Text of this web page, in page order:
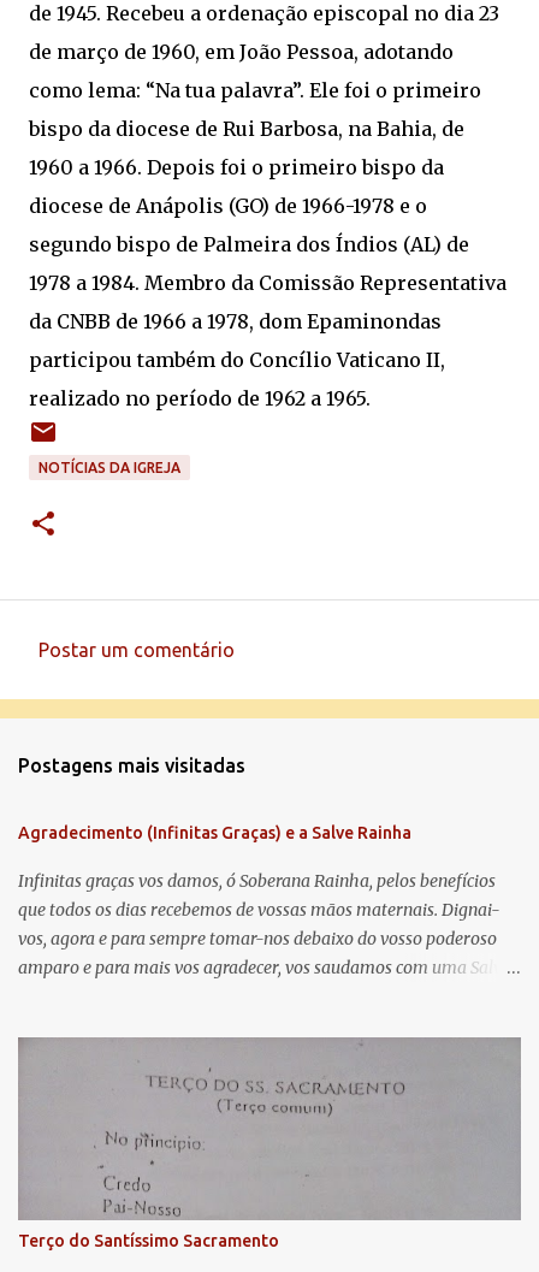
de 1945. Recebeu a ordenação episcopal no dia 23
de março de 1960, em João Pessoa, adotando
como lema: “Na tua palavra”. Ele foi o primeiro
bispo da diocese de Rui Barbosa, na Bahia, de
1960 a 1966. Depois foi o primeiro bispo da
diocese de Anápolis (GO) de 1966-1978 e o
segundo bispo de Palmeira dos Índios (AL) de
1978 a 1984. Membro da Comissão Representativa
da CNBB de 1966 a 1978, dom Epaminondas
participou também do Concílio Vaticano II,
realizado no período de 1962 a 1965.
NOTÍCIAS DA IGREJA
e
t
á
r
i
o
Postar um comentário
Postagens mais visitadas
Agradecimento (Infinitas Graças) e a Salve Rainha
Infinitas graças vos damos, ó Soberana Rainha, pelos benefícios
que todos os dias recebemos de vossas mãos maternais. Dignai-
vos, agora e para sempre tomar-nos debaixo do vosso poderoso
amparo e para mais vos agradecer, vos saudamos com uma Salve
lágrimas. Eia, pois, Advogada nossa, estes vossos olhos
misericordiosos a nós volvei, e depois deste desterro, mostrai-nos
Jesus. Bendito é o fruto do vosso ventre, ó clemente, ó piedosa, ó
doce e sempre Virgem Maria. Rogai por nós Santa Mãe de Deus.
Para que sejamos dignos das promessas de Cristo. Amém.
Terço do Santíssimo Sacramento